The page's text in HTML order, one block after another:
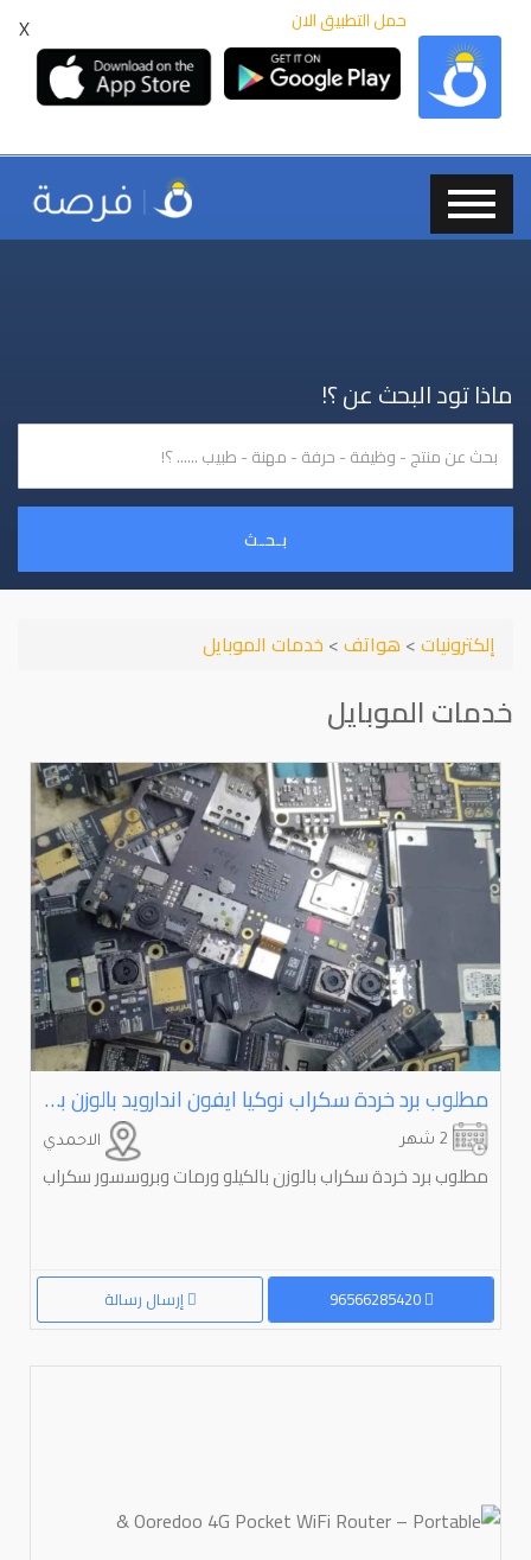
X حمل التطبيق الان
ماذا تود البحث عن ؟!
بـحـث
إلكترونيات> هواتف> خدمات الموبايل
خدمات الموبايل
مطلوب برد خردة سكراب نوكيا ايفون اندارويد بالوزن بالكيلو
الاحمدي
مطلوب برد خردة سكراب بالوزن بالكيلو ورمات وبروسسور سكراب
إرسال رسالة 96566285420